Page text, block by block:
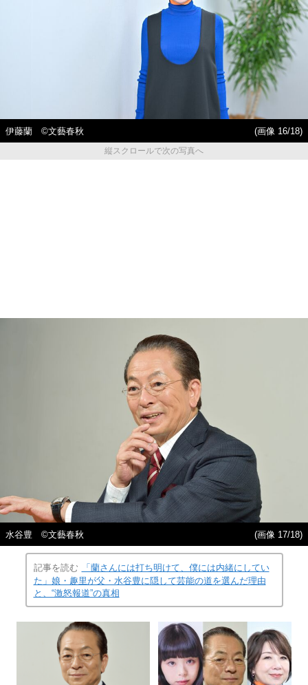
伊藤蘭 ©︎文藝春秋
(画像 16/18)
縦スクロールで次の写真へ
水谷豊 ©︎文藝春秋 (画像 17/18)
記事を読む
「蘭さんには打ち明けて、僕には内緒にしてい
た」娘・趣里が父・水谷豊に隠して芸能の道を選んだ理由
と、“激怒報道”の真相